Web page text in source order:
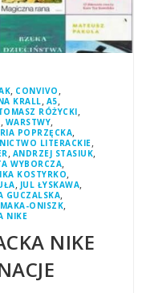
, CONVIVO,
KRALL, A5,
RÓŻYCKI,
, WARSTWY,
POPRZĘCKA,
LITERACKIE,
, ANDRZEJ STASIUK,
WYBORCZA,
KOSTYRKO,
, JUL ŁYSKAWA,
GUCZALSKA,
ONISZK,
NIKE
NIKE